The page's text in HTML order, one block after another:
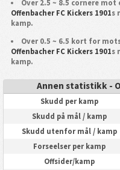
Over 2.5 ~ 8.5 cornere
Offenbacher FC Kickers 1901s
kamp.
Over 0.5 ~ 6.5 kort for
Offenbacher FC Kickers 1901s
kamp.
Annen statistikk -
Skudd per kamp
Skudd på mål / kamp
Skudd utenfor mål / kamp
Forseelser per kamp
Offsider/kamp